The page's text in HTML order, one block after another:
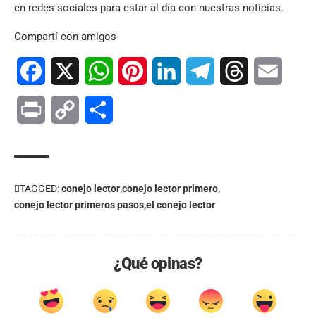
en redes sociales para estar al día con nuestras noticias.
Compartí con amigos
Facebook WhatsAppPinterest LinkedIn TelegramThreads
Print Copy
TAGGED:conejo lectorconejo lector primero
conejo lector primeros pasosel conejo lector
¿Qué opinas?